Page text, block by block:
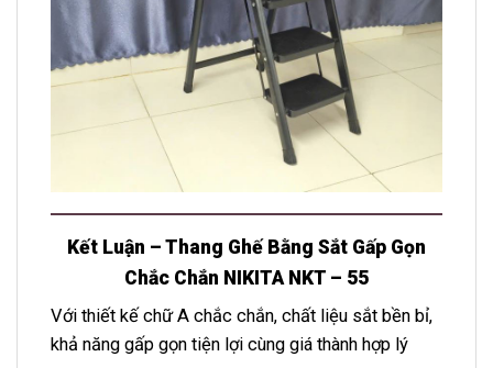
Kết Luận – Thang Ghế Bằng Sắt Gấp Gọn
Chắc Chắn NIKITA NKT – 55
Với thiết kế chữ A chắc chắn, chất liệu sắt bền bỉ,
khả năng gấp gọn tiện lợi cùng giá thành hợp lý